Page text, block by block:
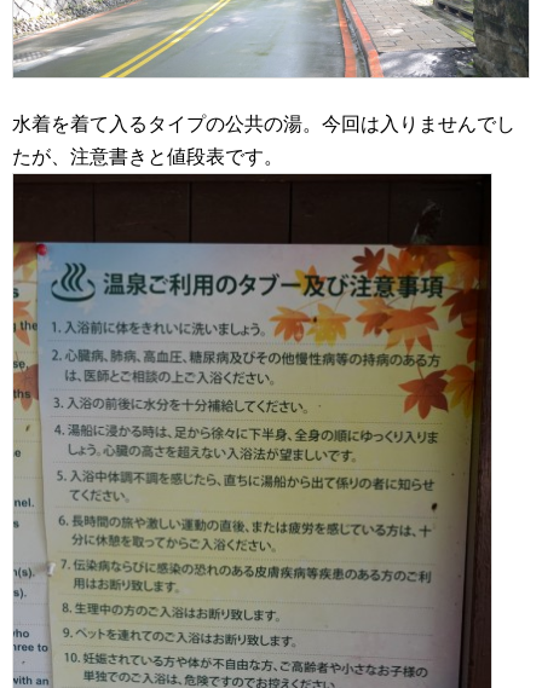
水着を着て入るタイプの公共の湯。今回は入りませんでし
たが、注意書きと値段表です。